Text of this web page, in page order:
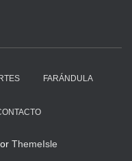
FARÁNDULA
ThemeIsle